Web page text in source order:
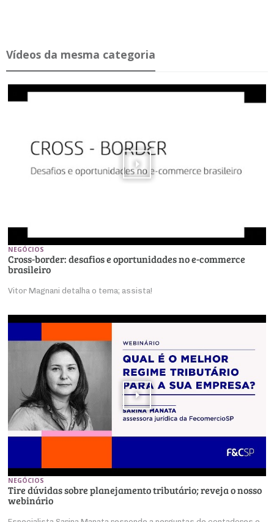
Ví­deos da mesma ca­te­goria
NEGÓCIOS
Cross-border: desafios e oportunidades no e-commerce
brasileiro
Vitor Magnani detalha o tema; assista!
NEGÓCIOS
Tire dúvidas sobre planejamento tributário; reveja o nosso
webinário